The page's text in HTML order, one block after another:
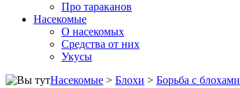
Про тараканов
Насекомые
О насекомых
Средства от них
Укусы
Насекомые > Блохи > Борьба с блохами